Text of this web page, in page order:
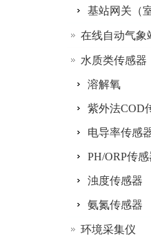
基站网关（
在线自动气象
水质类传感器
溶解氧
紫外法COD
电导率传感
PH/ORP传感
浊度传感器
氨氮传感器
环境采集仪